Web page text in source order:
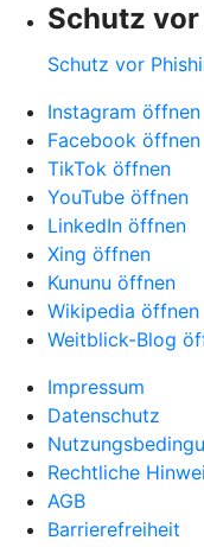
Schutz
Schutz vor
Instagram öffnen
Facebook öffnen
TikTok öffnen
YouTube öffnen
LinkedIn öffnen
Xing öffnen
Kununu öffnen
Wikipedia öffnen
Weitblick-Blog
Impressum
Datenschutz
Rechtliche
AGB
Barrierefreiheit